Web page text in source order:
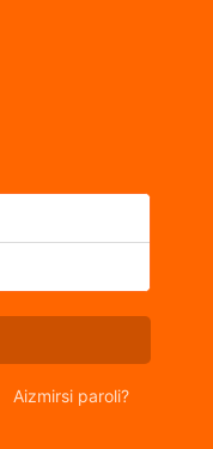
Aizmirsi paroli?